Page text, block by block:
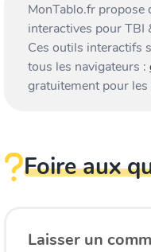
MonTablo.fr propose
interactives pour TBI
Ces outils interactifs
tous les navigateurs :
gratuitement pour les
Foire aux
Laisser un